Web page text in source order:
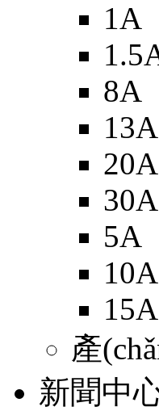
1A
8A
13A
20A
30A
5A
10A
15A
產
新聞中